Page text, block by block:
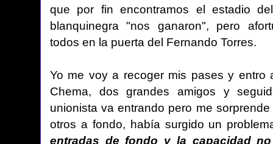
que por fin encontramos el estadio
blanquinegra "nos ganaron", pero
todos en la puerta del Fernando Torres.
Yo me voy a recoger mis pases y
Chema, dos grandes amigos y
unionista va entrando pero me
otros a fondo, había surgido un
entradas de fondo y la capacidad